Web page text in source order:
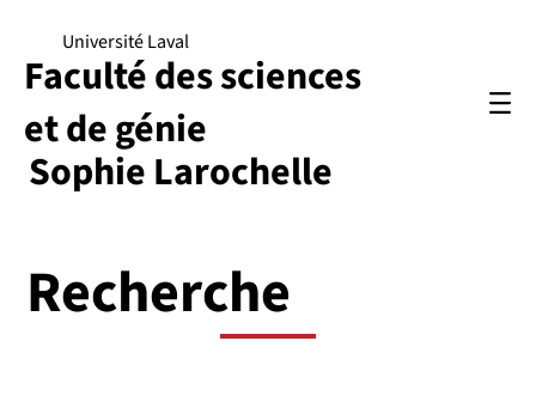
Sophie Larochelle
Université Laval
Faculté des sciences
et de génie
Recherche